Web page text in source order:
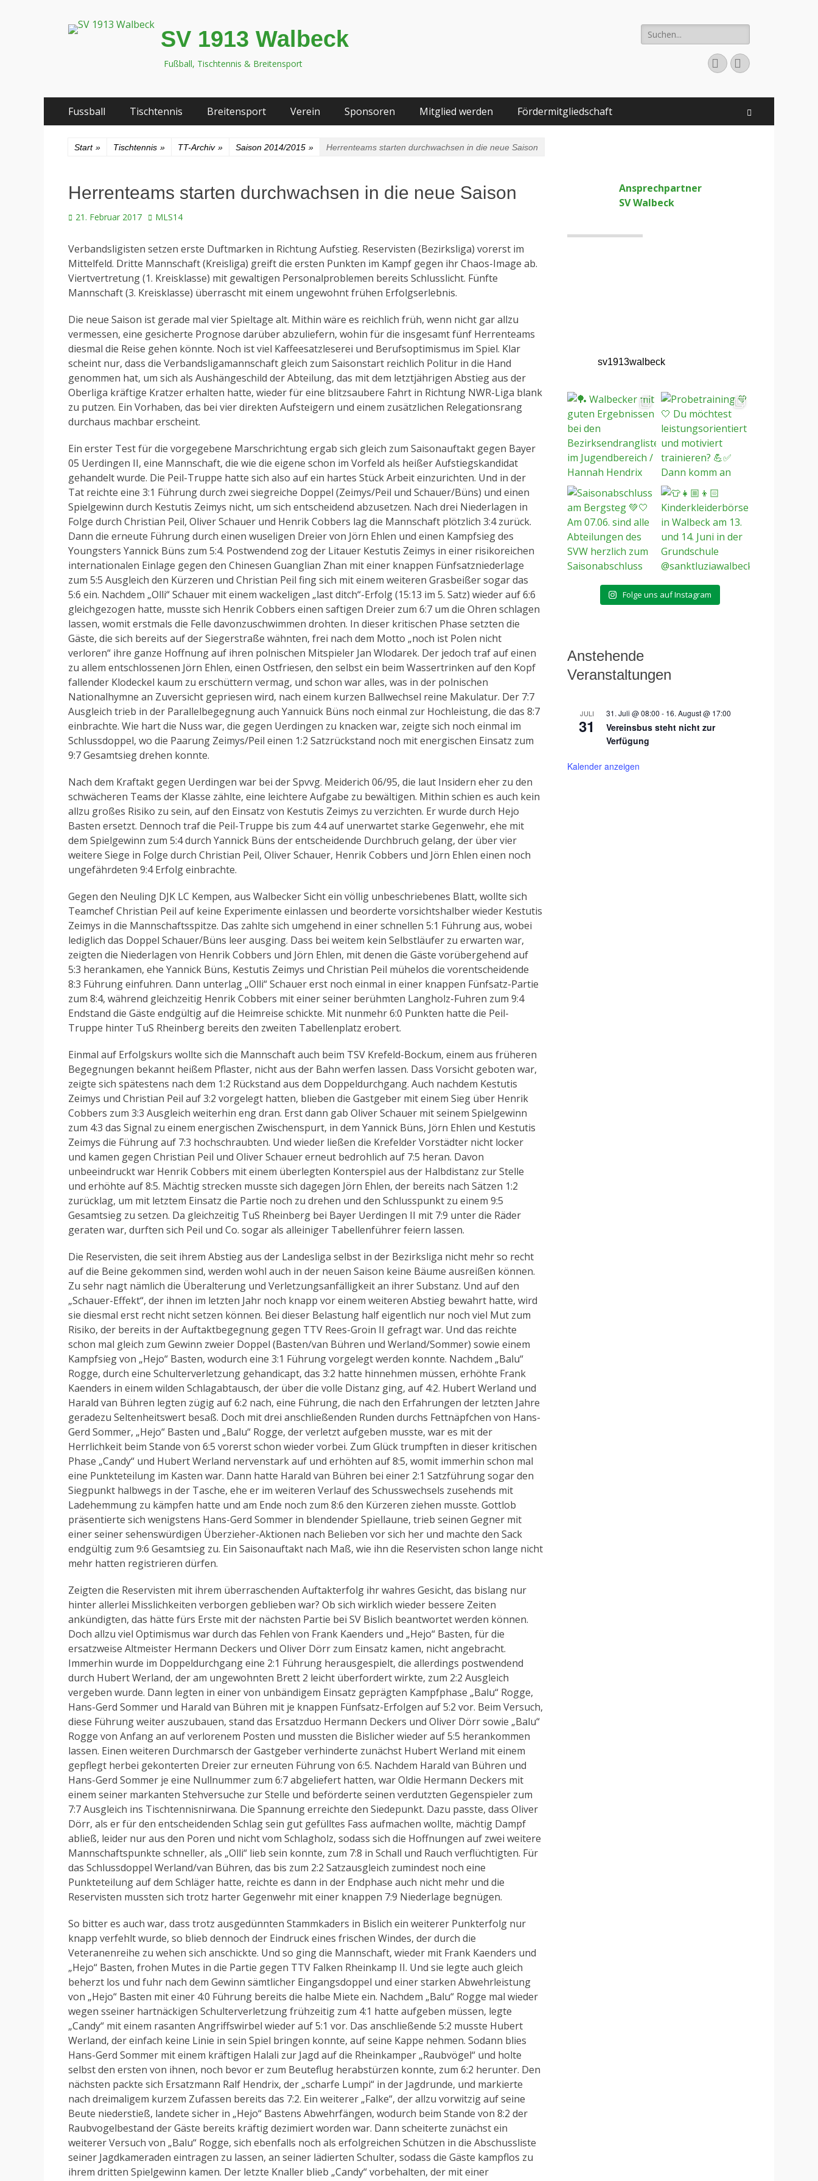
SV 1913 Walbeck
Fußball, Tischtennis & Breitensport
Suchen
nach:
FacebookInstagram
Primäres
Menü
Inhalt
Fussball Tischtennis Breitensport Verein Sponsoren Mitglied werden Fördermitgliedschaft
Start » Tischtennis » TT-Archiv » Saison 2014/2015 » Herrenteams starten durchwachsen in die neue Saison
Herrenteams starten durchwachsen in die neue Saison
Veröffentlicht
21. Februar 2017 Autor
MLS14
Verbandsligisten setzen erste Duftmarken in Richtung Aufstieg. Reservisten (Bezirksliga) vorerst im
Mittelfeld. Dritte Mannschaft (Kreisliga) greift die ersten Punkten im Kampf gegen ihr Chaos-Image ab.
Viertvertretung (1. Kreisklasse) mit gewaltigen Personalproblemen bereits Schlusslicht. Fünfte
Mannschaft (3. Kreisklasse) überrascht mit einem ungewohnt frühen Erfolgserlebnis.
Die neue Saison ist gerade mal vier Spieltage alt. Mithin wäre es reichlich früh, wenn nicht gar allzu
vermessen, eine gesicherte Prognose darüber abzuliefern, wohin für die insgesamt fünf Herrenteams
diesmal die Reise gehen könnte. Noch ist viel Kaffeesatzleserei und Berufsoptimismus im Spiel. Klar
scheint nur, dass die Verbandsligamannschaft gleich zum Saisonstart reichlich Politur in die Hand
genommen hat, um sich als Aushängeschild der Abteilung, das mit dem letztjährigen Abstieg aus der
Oberliga kräftige Kratzer erhalten hatte, wieder für eine blitzsaubere Fahrt in Richtung NWR-Liga blank
zu putzen. Ein Vorhaben, das bei vier direkten Aufsteigern und einem zusätzlichen Relegationsrang
durchaus machbar erscheint.
Ein erster Test für die vorgegebene Marschrichtung ergab sich gleich zum Saisonauftakt gegen Bayer
05 Uerdingen II, eine Mannschaft, die wie die eigene schon im Vorfeld als heißer Aufstiegskandidat
gehandelt wurde. Die Peil-Truppe hatte sich also auf ein hartes Stück Arbeit einzurichten. Und in der
Tat reichte eine 3:1 Führung durch zwei siegreiche Doppel (Zeimys/Peil und Schauer/Büns) und einen
Spielgewinn durch Kestutis Zeimys nicht, um sich entscheidend abzusetzen. Nach drei Niederlagen in
Folge durch Christian Peil, Oliver Schauer und Henrik Cobbers lag die Mannschaft plötzlich 3:4 zurück.
Dann die erneute Führung durch einen wuseligen Dreier von Jörn Ehlen und einen Kampfsieg des
Youngsters Yannick Büns zum 5:4. Postwendend zog der Litauer Kestutis Zeimys in einer risikoreichen
internationalen Einlage gegen den Chinesen Guanglian Zhan mit einer knappen Fünfsatzniederlage
zum 5:5 Ausgleich den Kürzeren und Christian Peil fing sich mit einem weiteren Grasbeißer sogar das
5:6 ein. Nachdem „Olli“ Schauer mit einem wackeligen „last ditch“-Erfolg (15:13 im 5. Satz) wieder auf 6:6
gleichgezogen hatte, musste sich Henrik Cobbers einen saftigen Dreier zum 6:7 um die Ohren schlagen
lassen, womit erstmals die Felle davonzuschwimmen drohten. In dieser kritischen Phase setzten die
Gäste, die sich bereits auf der Siegerstraße wähnten, frei nach dem Motto „noch ist Polen nicht
verloren“ ihre ganze Hoffnung auf ihren polnischen Mitspieler Jan Wlodarek. Der jedoch traf auf einen
zu allem entschlossenen Jörn Ehlen, einen Ostfriesen, den selbst ein beim Wassertrinken auf den Kopf
fallender Klodeckel kaum zu erschüttern vermag, und schon war alles, was in der polnischen
Nationalhymne an Zuversicht gepriesen wird, nach einem kurzen Ballwechsel reine Makulatur. Der 7:7
Ausgleich trieb in der Parallelbegegnung auch Yannuick Büns noch einmal zur Hochleistung, die das 8:7
einbrachte. Wie hart die Nuss war, die gegen Uerdingen zu knacken war, zeigte sich noch einmal im
Schlussdoppel, wo die Paarung Zeimys/Peil einen 1:2 Satzrückstand noch mit energischen Einsatz zum
9:7 Gesamtsieg drehen konnte.
Nach dem Kraftakt gegen Uerdingen war bei der Spvvg. Meiderich 06/95, die laut Insidern eher zu den
schwächeren Teams der Klasse zählte, eine leichtere Aufgabe zu bewältigen. Mithin schien es auch kein
allzu großes Risiko zu sein, auf den Einsatz von Kestutis Zeimys zu verzichten. Er wurde durch Hejo
Basten ersetzt. Dennoch traf die Peil-Truppe bis zum 4:4 auf unerwartet starke Gegenwehr, ehe mit
dem Spielgewinn zum 5:4 durch Yannick Büns der entscheidende Durchbruch gelang, der über vier
weitere Siege in Folge durch Christian Peil, Oliver Schauer, Henrik Cobbers und Jörn Ehlen einen noch
ungefährdeten 9:4 Erfolg einbrachte.
Gegen den Neuling DJK LC Kempen, aus Walbecker Sicht ein völlig unbeschriebenes Blatt, wollte sich
Teamchef Christian Peil auf keine Experimente einlassen und beorderte vorsichtshalber wieder Kestutis
Zeimys in die Mannschaftsspitze. Das zahlte sich umgehend in einer schnellen 5:1 Führung aus, wobei
lediglich das Doppel Schauer/Büns leer ausging. Dass bei weitem kein Selbstläufer zu erwarten war,
zeigten die Niederlagen von Henrik Cobbers und Jörn Ehlen, mit denen die Gäste vorübergehend auf
5:3 herankamen, ehe Yannick Büns, Kestutis Zeimys und Christian Peil mühelos die vorentscheidende
8:3 Führung einfuhren. Dann unterlag „Olli“ Schauer erst noch einmal in einer knappen Fünfsatz-Partie
zum 8:4, während gleichzeitig Henrik Cobbers mit einer seiner berühmten Langholz-Fuhren zum 9:4
Endstand die Gäste endgültig auf die Heimreise schickte. Mit nunmehr 6:0 Punkten hatte die Peil-
Truppe hinter TuS Rheinberg bereits den zweiten Tabellenplatz erobert.
Einmal auf Erfolgskurs wollte sich die Mannschaft auch beim TSV Krefeld-Bockum, einem aus früheren
Begegnungen bekannt heißem Pflaster, nicht aus der Bahn werfen lassen. Dass Vorsicht geboten war,
zeigte sich spätestens nach dem 1:2 Rückstand aus dem Doppeldurchgang. Auch nachdem Kestutis
Zeimys und Christian Peil auf 3:2 vorgelegt hatten, blieben die Gastgeber mit einem Sieg über Henrik
Cobbers zum 3:3 Ausgleich weiterhin eng dran. Erst dann gab Oliver Schauer mit seinem Spielgewinn
zum 4:3 das Signal zu einem energischen Zwischenspurt, in dem Yannick Büns, Jörn Ehlen und Kestutis
Zeimys die Führung auf 7:3 hochschraubten. Und wieder ließen die Krefelder Vorstädter nicht locker
und kamen gegen Christian Peil und Oliver Schauer erneut bedrohlich auf 7:5 heran. Davon
unbeeindruckt war Henrik Cobbers mit einem überlegten Konterspiel aus der Halbdistanz zur Stelle
und erhöhte auf 8:5. Mächtig strecken musste sich dagegen Jörn Ehlen, der bereits nach Sätzen 1:2
zurücklag, um mit letztem Einsatz die Partie noch zu drehen und den Schlusspunkt zu einem 9:5
Gesamtsieg zu setzen. Da gleichzeitig TuS Rheinberg bei Bayer Uerdingen II mit 7:9 unter die Räder
geraten war, durften sich Peil und Co. sogar als alleiniger Tabellenführer feiern lassen.
Die Reservisten, die seit ihrem Abstieg aus der Landesliga selbst in der Bezirksliga nicht mehr so recht
auf die Beine gekommen sind, werden wohl auch in der neuen Saison keine Bäume ausreißen können.
Zu sehr nagt nämlich die Überalterung und Verletzungsanfälligkeit an ihrer Substanz. Und auf den
„Schauer-Effekt“, der ihnen im letzten Jahr noch knapp vor einem weiteren Abstieg bewahrt hatte, wird
sie diesmal erst recht nicht setzen können. Bei dieser Belastung half eigentlich nur noch viel Mut zum
Risiko, der bereits in der Auftaktbegegnung gegen TTV Rees-Groin II gefragt war. Und das reichte
schon mal gleich zum Gewinn zweier Doppel (Basten/van Bühren und Werland/Sommer) sowie einem
Kampfsieg von „Hejo“ Basten, wodurch eine 3:1 Führung vorgelegt werden konnte. Nachdem „Balu“
Rogge, durch eine Schulterverletzung gehandicapt, das 3:2 hatte hinnehmen müssen, erhöhte Frank
Kaenders in einem wilden Schlagabtausch, der über die volle Distanz ging, auf 4:2. Hubert Werland und
Harald van Bühren legten zügig auf 6:2 nach, eine Führung, die nach den Erfahrungen der letzten Jahre
geradezu Seltenheitswert besaß. Doch mit drei anschließenden Runden durchs Fettnäpfchen von Hans-
Gerd Sommer, „Hejo“ Basten und „Balu“ Rogge, der verletzt aufgeben musste, war es mit der
Herrlichkeit beim Stande von 6:5 vorerst schon wieder vorbei. Zum Glück trumpften in dieser kritischen
Phase „Candy“ und Hubert Werland nervenstark auf und erhöhten auf 8:5, womit immerhin schon mal
eine Punkteteilung im Kasten war. Dann hatte Harald van Bühren bei einer 2:1 Satzführung sogar den
Siegpunkt halbwegs in der Tasche, ehe er im weiteren Verlauf des Schusswechsels zusehends mit
Ladehemmung zu kämpfen hatte und am Ende noch zum 8:6 den Kürzeren ziehen musste. Gottlob
präsentierte sich wenigstens Hans-Gerd Sommer in blendender Spiellaune, trieb seinen Gegner mit
einer seiner sehenswürdigen Überzieher-Aktionen nach Belieben vor sich her und machte den Sack
endgültig zum 9:6 Gesamtsieg zu. Ein Saisonauftakt nach Maß, wie ihn die Reservisten schon lange nicht
mehr hatten registrieren dürfen.
Zeigten die Reservisten mit ihrem überraschenden Auftakterfolg ihr wahres Gesicht, das bislang nur
hinter allerlei Misslichkeiten verborgen geblieben war? Ob sich wirklich wieder bessere Zeiten
ankündigten, das hätte fürs Erste mit der nächsten Partie bei SV Bislich beantwortet werden können.
Doch allzu viel Optimismus war durch das Fehlen von Frank Kaenders und „Hejo“ Basten, für die
ersatzweise Altmeister Hermann Deckers und Oliver Dörr zum Einsatz kamen, nicht angebracht.
Immerhin wurde im Doppeldurchgang eine 2:1 Führung herausgespielt, die allerdings postwendend
durch Hubert Werland, der am ungewohnten Brett 2 leicht überfordert wirkte, zum 2:2 Ausgleich
vergeben wurde. Dann legten in einer von unbändigem Einsatz geprägten Kampfphase „Balu“ Rogge,
Hans-Gerd Sommer und Harald van Bühren mit je knappen Fünfsatz-Erfolgen auf 5:2 vor. Beim Versuch,
diese Führung weiter auszubauen, stand das Ersatzduo Hermann Deckers und Oliver Dörr sowie „Balu“
Rogge von Anfang an auf verlorenem Posten und mussten die Bislicher wieder auf 5:5 herankommen
lassen. Einen weiteren Durchmarsch der Gastgeber verhinderte zunächst Hubert Werland mit einem
gepflegt herbei gekonterten Dreier zur erneuten Führung von 6:5. Nachdem Harald van Bühren und
Hans-Gerd Sommer je eine Nullnummer zum 6:7 abgeliefert hatten, war Oldie Hermann Deckers mit
einem seiner markanten Stehversuche zur Stelle und beförderte seinen verdutzten Gegenspieler zum
7:7 Ausgleich ins Tischtennisnirwana. Die Spannung erreichte den Siedepunkt. Dazu passte, dass Oliver
Dörr, als er für den entscheidenden Schlag sein gut gefülltes Fass aufmachen wollte, mächtig Dampf
abließ, leider nur aus den Poren und nicht vom Schlagholz, sodass sich die Hoffnungen auf zwei weitere
Mannschaftspunkte schneller, als „Olli“ lieb sein konnte, zum 7:8 in Schall und Rauch verflüchtigten. Für
das Schlussdoppel Werland/van Bühren, das bis zum 2:2 Satzausgleich zumindest noch eine
Punkteteilung auf dem Schläger hatte, reichte es dann in der Endphase auch nicht mehr und die
Reservisten mussten sich trotz harter Gegenwehr mit einer knappen 7:9 Niederlage begnügen.
So bitter es auch war, dass trotz ausgedünnten Stammkaders in Bislich ein weiterer Punkterfolg nur
knapp verfehlt wurde, so blieb dennoch der Eindruck eines frischen Windes, der durch die
Veteranenreihe zu wehen sich anschickte. Und so ging die Mannschaft, wieder mit Frank Kaenders und
„Hejo“ Basten, frohen Mutes in die Partie gegen TTV Falken Rheinkamp II. Und sie legte auch gleich
beherzt los und fuhr nach dem Gewinn sämtlicher Eingangsdoppel und einer starken Abwehrleistung
von „Hejo“ Basten mit einer 4:0 Führung bereits die halbe Miete ein. Nachdem „Balu“ Rogge mal wieder
wegen sseiner hartnäckigen Schulterverletzung frühzeitig zum 4:1 hatte aufgeben müssen, legte
„Candy“ mit einem rasanten Angriffswirbel wieder auf 5:1 vor. Das anschließende 5:2 musste Hubert
Werland, der einfach keine Linie in sein Spiel bringen konnte, auf seine Kappe nehmen. Sodann blies
Hans-Gerd Sommer mit einem kräftigen Halali zur Jagd auf die Rheinkamper „Raubvögel“ und holte
selbst den ersten von ihnen, noch bevor er zum Beuteflug herabstürzen konnte, zum 6:2 herunter. Den
nächsten packte sich Ersatzmann Ralf Hendrix, der „scharfe Lumpi“ in der Jagdrunde, und markierte
nach dreimaligem kurzem Zufassen bereits das 7:2. Ein weiterer „Falke“, der allzu vorwitzig auf seine
Beute niederstieß, landete sicher in „Hejo“ Bastens Abwehrfängen, wodurch beim Stande von 8:2 der
Raubvogelbestand der Gäste bereits kräftig dezimiert worden war. Dann scheiterte zunächst ein
weiterer Versuch von „Balu“ Rogge, sich ebenfalls noch als erfolgreichen Schützen in die Abschussliste
seiner Jagdkameraden eintragen zu lassen, an seiner lädierten Schulter, sodass die Gäste kampflos zu
ihrem dritten Spielgewinn kamen. Der letzte Knaller blieb „Candy“ vorbehalten, der mit einer
Ansprechpartner
SV Walbeck
sv1913walbeck
Folge uns auf Instagram
Anstehende
Veranstaltungen
JULI
31
31. Juli @ 08:00 - 16. August @ 17:00
Vereinsbus steht nicht zur
Verfügung
Kalender anzeigen